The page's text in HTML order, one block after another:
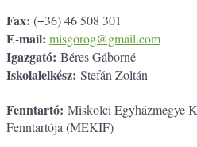
Fax: (+36) 46 508 301
E-mail: misgorog@gmail.com
Igazgató: Béres Gáborné
Iskolalelkész: Stefán Zoltán
Fenntartó: Miskolci Egyházmegye
Fenntartója (MEKIF)